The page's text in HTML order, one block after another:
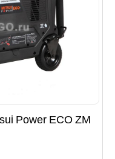
Power ECO ZM